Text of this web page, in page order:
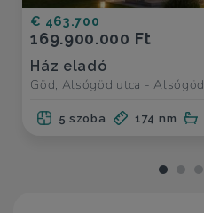
€ 463.700
169.900.000 Ft
Ház eladó
Göd, Alsógöd utca - Alsógöd
5 szoba 174 nm